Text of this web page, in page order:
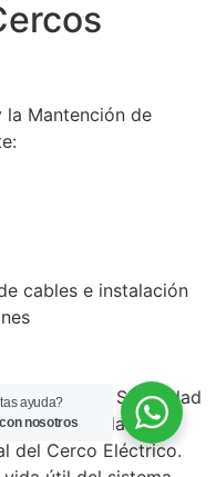
la Mantención de
cables e instalación
de Seguridad
contempla la
del Cerco Eléctrico.
ayuda?
nosotros